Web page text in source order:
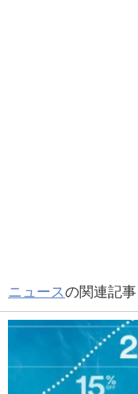
ニュース の関連記事